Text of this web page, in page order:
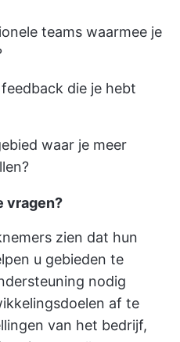
teams waarmee je
die je hebt
waar je meer
vragen?
zien dat hun
u gebieden te
nodig
af te
van het bedrijf,